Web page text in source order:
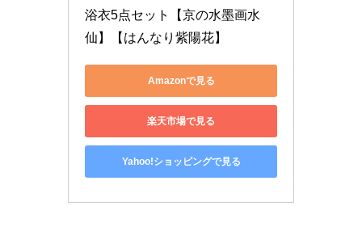
浴衣5点セット【京の水墨画水
仙】【はんなり紫陽花】
Amazonで見る
楽天市場で見る
Yahoo!ショッピングで見る